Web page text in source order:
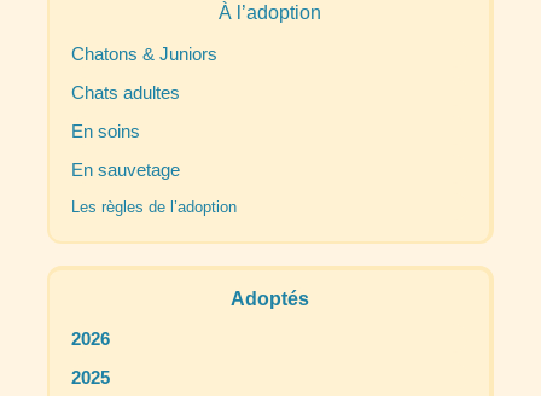
À l’adoption
Chatons & Juniors
Chats adultes
En soins
En sauvetage
Les règles de l’adoption
Adoptés
2026
2025